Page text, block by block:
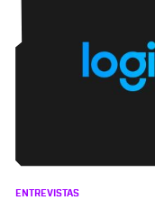
ENTREVISTAS